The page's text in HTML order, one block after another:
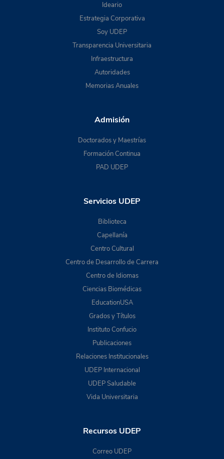
Ideario
Estrategia Corporativa
Soy UDEP
Transparencia Universitaria
Infraestructura
Autoridades
Memorias Anuales
Admisión
Doctorados y Maestrías
Formación Continua
PAD UDEP
Servicios UDEP
Biblioteca
Capellanía
Centro Cultural
Centro de Desarrollo de Carrera
Centro de Idiomas
Ciencias Biomédicas
EducationUSA
Grados y Títulos
Instituto Confucio
Publicaciones
Relaciones Institucionales
UDEP Internacional
UDEP Saludable
Vida Universitaria
Recursos UDEP
Correo UDEP